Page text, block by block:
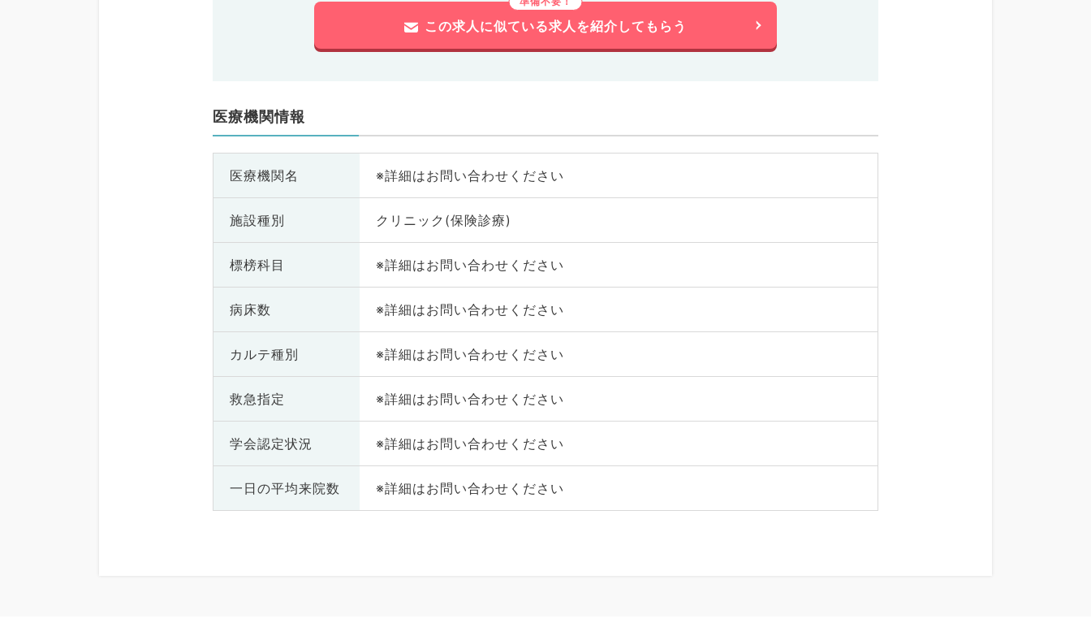
この求人に似ている求人を紹介してもらう
医療機関情報
医療機関名 ※詳細はお問い合わせください
施設種別 クリニック(保険診療)
標榜科目 ※詳細はお問い合わせください
病床数 ※詳細はお問い合わせください
カルテ種別 ※詳細はお問い合わせください
救急指定 ※詳細はお問い合わせください
学会認定状況 ※詳細はお問い合わせください
一日の平均来院数 ※詳細はお問い合わせください